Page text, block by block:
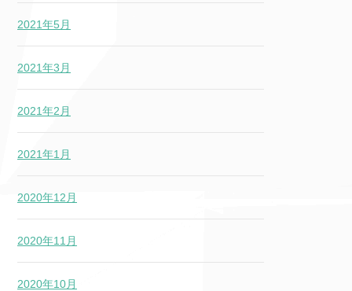
2021年5月
2021年3月
2021年2月
2021年1月
2020年12月
2020年11月
2020年10月